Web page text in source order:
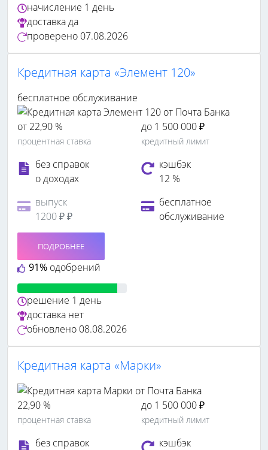
начисление 1 день
доставкада
проверено 07.08.2026
Кредитная карта «Элемент 120»
бесплатное обслуживание
от 22,90 %
процентная ставка
до 1 500 000 ₽
кредитный лимит
без справок
о доходах
кэшбэк
12 %
выпуск
1200 ₽ ₽
бесплатное
обслуживание
91% одобрений
ПОДРОБНЕЕ
решение 1 день
доставка нет
обновлено 08.08.2026
Кредитная карта «Марки»
22,90 %
процентная ставка
до 1 500 000 ₽
кредитный лимит
без справок
кэшбэк